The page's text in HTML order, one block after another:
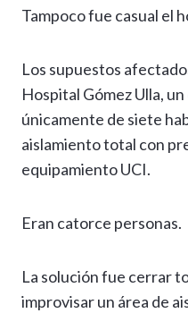
Tampoco fue casual el
Los supuestos
Hospital Gómez Ulla,
únicamente de siete
aislamiento total con
equipamiento UCI.
Eran catorce personas.
La solución fue cerrar
improvisar un área de